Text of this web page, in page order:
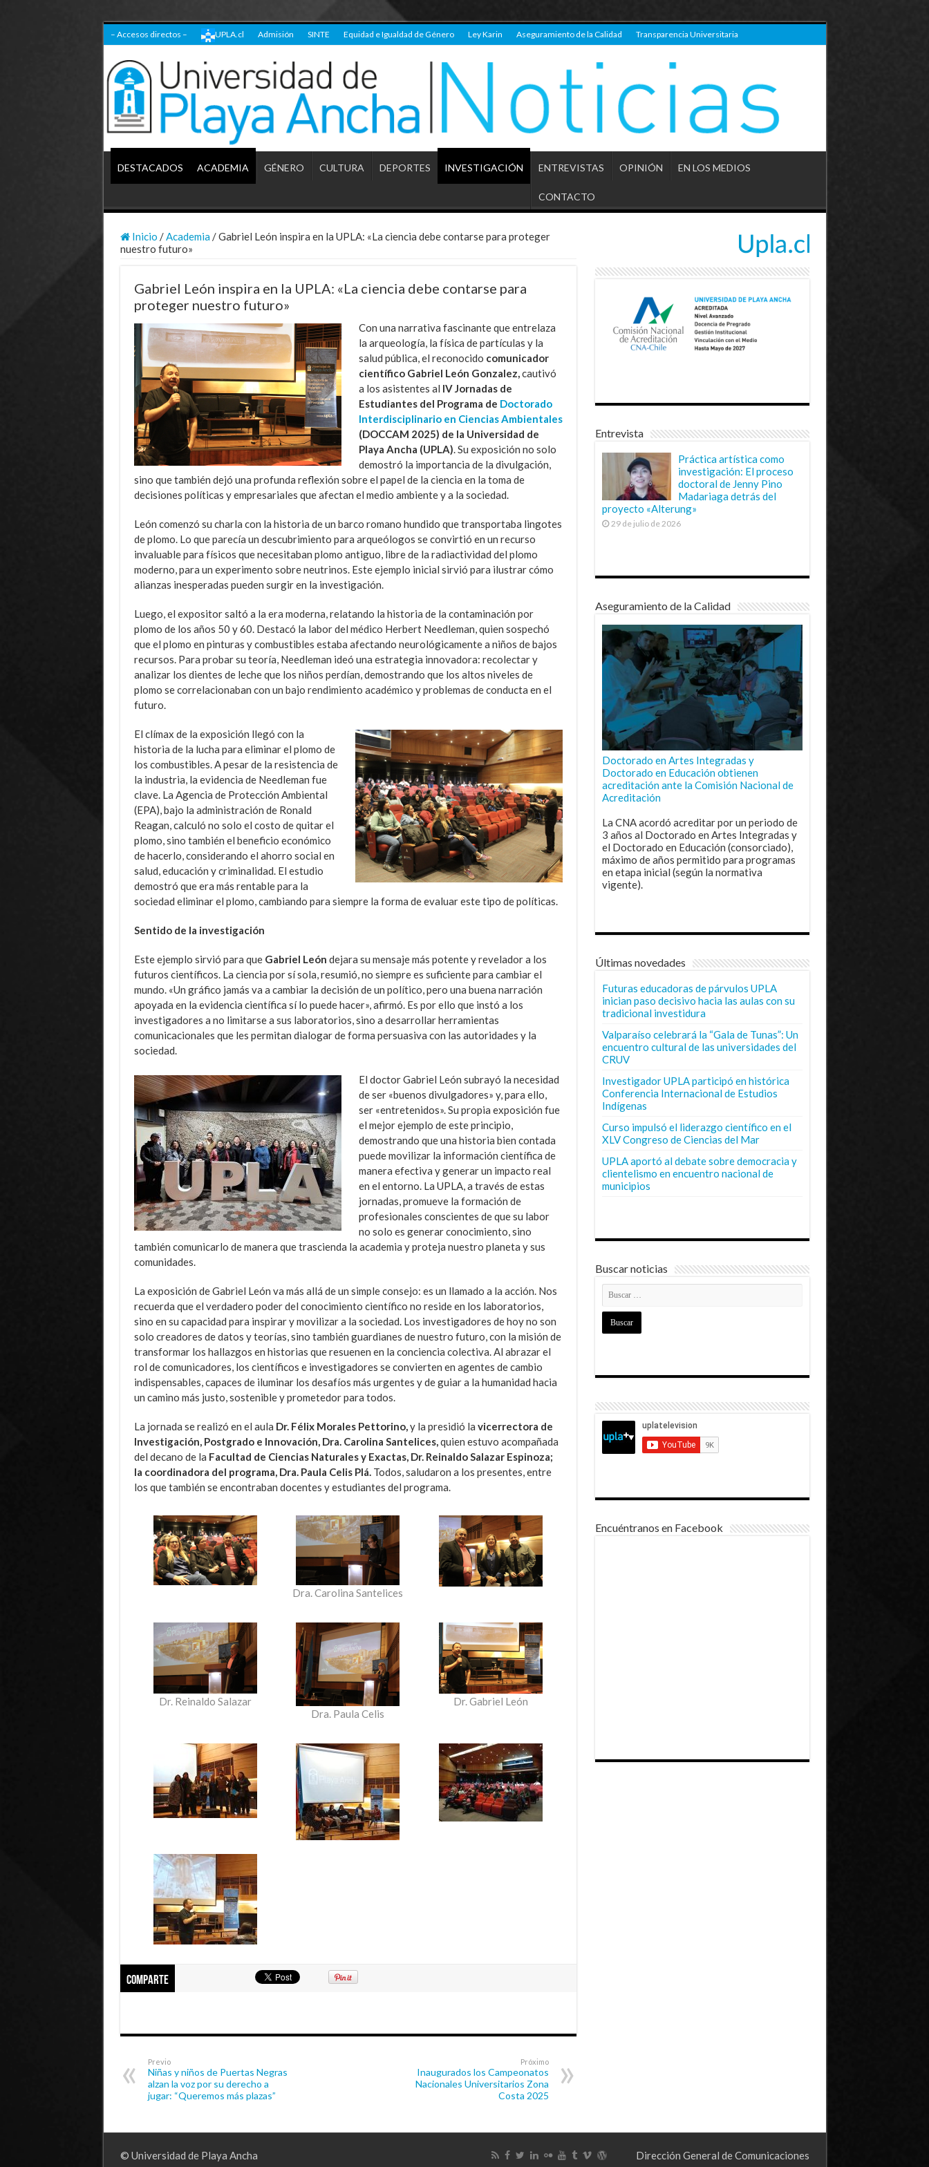
– Accesos directos – UPLA.cl Admisión SINTE Equidad e Igualdad de Género Ley Karin Aseguramiento de la Calidad Transparencia Universitaria
DESTACADOS ACADEMIA GÉNERO CULTURA DEPORTES INVESTIGACIÓN ENTREVISTAS OPINIÓN EN LOS MEDIOS
CONTACTO
Inicio / Academia /Gabriel León inspira en la UPLA: «La ciencia debe contarse para proteger
nuestro futuro»
Gabriel León inspira en la UPLA: «La ciencia debe contarse para
proteger nuestro futuro»
Con una narrativa fascinante que entrelaza
la arqueología, la física de partículas y la
salud pública, el reconocido comunicador
científico Gabriel León Gonzalez, cautivó
a los asistentes al IV Jornadas de
Estudiantes del Programa de Doctorado
Interdisciplinario en Ciencias Ambientales
(DOCCAM 2025) de la Universidad de
Playa Ancha (UPLA) . Su exposición no solo
demostró la importancia de la divulgación,
sino que también dejó una profunda reflexión sobre el papel de la ciencia en la toma de
decisiones políticas y empresariales que afectan el medio ambiente y a la sociedad.
León comenzó su charla con la historia de un barco romano hundido que transportaba lingotes
de plomo. Lo que parecía un descubrimiento para arqueólogos se convirtió en un recurso
invaluable para físicos que necesitaban plomo antiguo, libre de la radiactividad del plomo
moderno, para un experimento sobre neutrinos. Este ejemplo inicial sirvió para ilustrar cómo
alianzas inesperadas pueden surgir en la investigación.
Luego, el expositor saltó a la era moderna, relatando la historia de la contaminación por
plomo de los años 50 y 60. Destacó la labor del médico Herbert Needleman, quien sospechó
que el plomo en pinturas y combustibles estaba afectando neurológicamente a niños de bajos
recursos. Para probar su teoría, Needleman ideó una estrategia innovadora: recolectar y
analizar los dientes de leche que los niños perdían, demostrando que los altos niveles de
plomo se correlacionaban con un bajo rendimiento académico y problemas de conducta en el
futuro.
El clímax de la exposición llegó con la
historia de la lucha para eliminar el plomo de
los combustibles. A pesar de la resistencia de
la industria, la evidencia de Needleman fue
clave. La Agencia de Protección Ambiental
(EPA), bajo la administración de Ronald
Reagan, calculó no solo el costo de quitar el
plomo, sino también el beneficio económico
de hacerlo, considerando el ahorro social en
salud, educación y criminalidad. El estudio
demostró que era más rentable para la
sociedad eliminar el plomo, cambiando para siempre la forma de evaluar este tipo de políticas.
Sentido de la investigación
Este ejemplo sirvió para que Gabriel León dejara su mensaje más potente y revelador a los
futuros científicos. La ciencia por sí sola, resumió, no siempre es suficiente para cambiar el
mundo. «Un gráfico jamás va a cambiar la decisión de un político, pero una buena narración
apoyada en la evidencia científica sí lo puede hacer», afirmó. Es por ello que instó a los
investigadores a no limitarse a sus laboratorios, sino a desarrollar herramientas
comunicacionales que les permitan dialogar de forma persuasiva con las autoridades y la
sociedad.
El doctor Gabriel León subrayó la necesidad
de ser «buenos divulgadores» y, para ello,
ser «entretenidos». Su propia exposición fue
el mejor ejemplo de este principio,
demostrando que una historia bien contada
puede movilizar la información científica de
manera efectiva y generar un impacto real
en el entorno. La UPLA, a través de estas
jornadas, promueve la formación de
profesionales conscientes de que su labor
no solo es generar conocimiento, sino
también comunicarlo de manera que trascienda la academia y proteja nuestro planeta y sus
comunidades.
La exposición de Gabriel León va más allá de un simple consejo: es un llamado a la acción. Nos
recuerda que el verdadero poder del conocimiento científico no reside en los laboratorios,
sino en su capacidad para inspirar y movilizar a la sociedad. Los investigadores de hoy no son
solo creadores de datos y teorías, sino también guardianes de nuestro futuro, con la misión de
transformar los hallazgos en historias que resuenen en la conciencia colectiva. Al abrazar el
rol de comunicadores, los científicos e investigadores se convierten en agentes de cambio
indispensables, capaces de iluminar los desafíos más urgentes y de guiar a la humanidad hacia
un camino más justo, sostenible y prometedor para todos.
La jornada se realizó en el aula Dr. Félix Morales Pettorino, y la presidió la vicerrectora de
Investigación, Postgrado e Innovación, Dra. Carolina Santelices, quien estuvo acompañada
del decano de la Facultad de Ciencias Naturales y Exactas, Dr. Reinaldo Salazar Espinoza;
la coordinadora del programa, Dra. Paula Celis Plá. Todos, saludaron a los presentes, entre
los que también se encontraban docentes y estudiantes del programa.
Dra. Carolina Santelices
Dr. Reinaldo Salazar
Dra. Paula Celis
Dr. Gabriel León
Comparte
Previo
Niñas y niños de Puertas Negras
alzan la voz por su derecho a
jugar: “Queremos más plazas”
Próximo
Inaugurados los Campeonatos
Nacionales Universitarios Zona
Costa 2025
Entrevista
Práctica artística como
investigación: El proceso
doctoral de Jenny Pino
Madariaga detrás del
proyecto «Alterung»
29 de julio de 2026
Aseguramiento de la Calidad
Doctorado en Artes Integradas y
Doctorado en Educación obtienen
acreditación ante la Comisión Nacional de
Acreditación
La CNA acordó acreditar por un periodo de
3 años al Doctorado en Artes Integradas y
el Doctorado en Educación (consorciado),
máximo de años permitido para programas
en etapa inicial (según la normativa
vigente).
Últimas novedades
Futuras educadoras de párvulos UPLA
inician paso decisivo hacia las aulas con su
tradicional investidura
Valparaíso celebrará la “Gala de Tunas”: Un
encuentro cultural de las universidades del
CRUV
Investigador UPLA participó en histórica
Conferencia Internacional de Estudios
Indígenas
Curso impulsó el liderazgo científico en el
XLV Congreso de Ciencias del Mar
UPLA aportó al debate sobre democracia y
clientelismo en encuentro nacional de
municipios
Buscar noticias
Encuéntranos en Facebook
Dirección General de Comunicaciones
© Universidad de Playa Ancha